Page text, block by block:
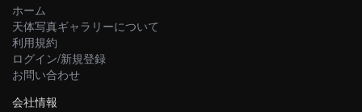
ホーム
天体写真ギャラリーについて
利用規約
ログイン/新規登録
お問い合わせ
会社情報